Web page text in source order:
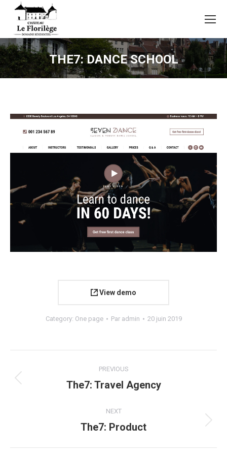
THE7: DANCE SCHOOL
View demo
Category: One page Par admin 20 juin 2019
de
commentaire
PREVIOUS
Onglet
The7: Travel Agency
NEXT
Projets
The7: Product